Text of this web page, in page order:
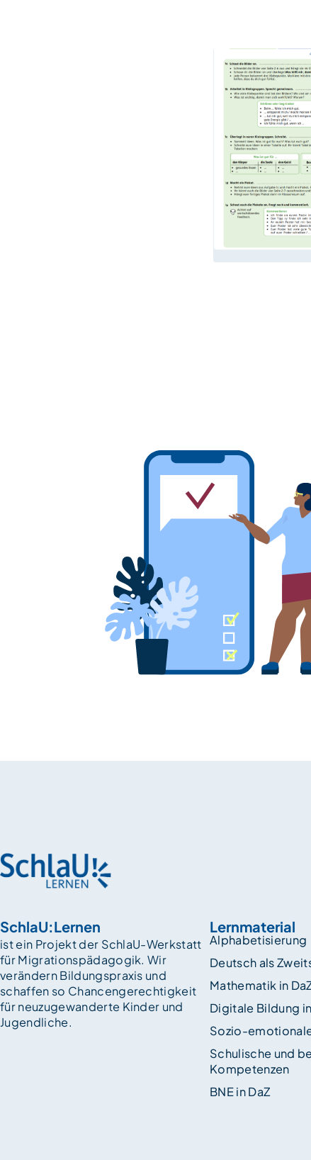
SchlaU:Lernen
ist ein Projekt der SchlaU-Werkstatt
für Migrationspädagogik. Wir
verändern Bildungspraxis und
schaffen so Chancen­gerechtigkeit
für neuzugewanderte Kinder und
Jugendliche.
Lernmaterial
Alphabetisierung
Deutsch als
Mathematik in
Digitale Bildung
Sozio-
Schulische und
Kompetenzen
BNE in DaZ